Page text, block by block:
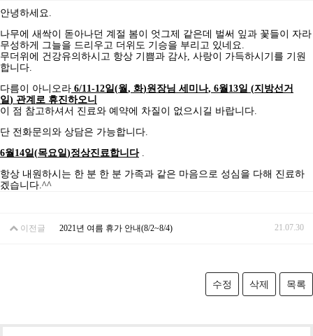
안녕하세요.
나무에 새싹이 돋아나던 계절 봄이 엇그제 같은데 벌써 잎과 꽃들이 자라
무성하게 그늘을 드리우고 더위도 기승을 부리고 있네요.
무더위에 건강유의하시고 항상 기쁨과 감사, 사랑이 가득하시기를 기원
합니다.
다름이 아니오라 6/11-12일(월, 화)원장님 세미나, 6월13일 (지방선거
일) 관계로 휴진하오니
이 점 참고하셔서 진료와 예약에 차질이 없으시길 바랍니다.
단 전화문의와 상담은 가능합니다.
6월14일(목요일)정상진료합니다 .
항상 내원하시는 한 분 한 분 가족과 같은 마음으로 성심을 다해 진료하
겠습니다.^^
이전글 2021년 여름 휴가 안내(8/2~8/4) 21.07.30
수정 삭제 목록